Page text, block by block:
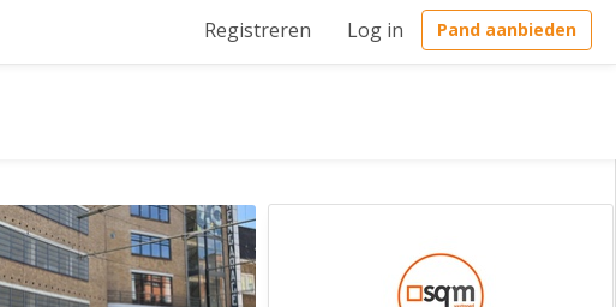
Registreren Log in Pand aanbieden